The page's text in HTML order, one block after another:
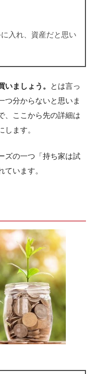
入れ、資産だと思い
ましょう。
とは言っ
つ分からないと思いま
、ここから先の詳細は
ます。
ズの一つ「持ち家は試
います。